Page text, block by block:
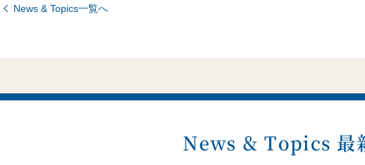
News & Topics一覧へ
News & Topics 最